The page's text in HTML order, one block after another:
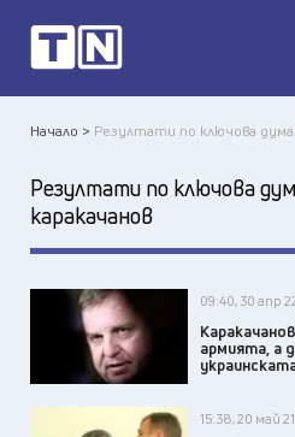
Начало > Резултати по ключова дума
Резултати по ключова
каракачанов
09:40, 30 апр
армията, а
15:38, 20 май